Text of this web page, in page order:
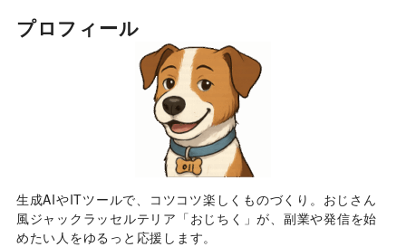
プロフィール
生成AIやITツールで、コツコツ楽しくものづくり。おじさん
風ジャックラッセルテリア「おじちく」が、副業や発信を始
めたい人をゆるっと応援します。